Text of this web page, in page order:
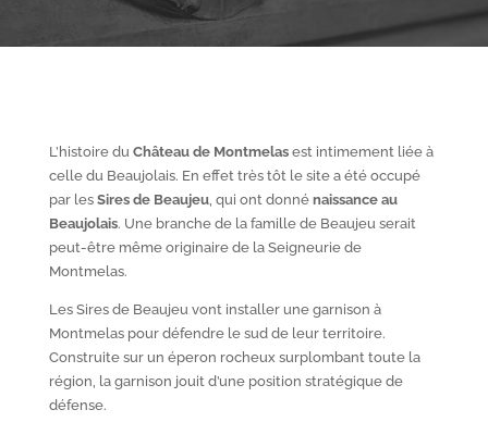
L’histoire duChâteau de Montmelasest intimement liée à
celle du Beaujolais. En effet très tôt le site a été occupé
par les Sires de Beaujeu, qui ont donné naissance au
Beaujolais. Une branche de la famille de Beaujeu serait
peut-être même originaire de la Seigneurie de
Montmelas.
Les Sires de Beaujeu vont installer une garnison à
Montmelas pour défendre le sud de leur territoire.
Construite sur un éperon rocheux surplombant toute la
région, la garnison jouit d’une position stratégique de
défense.